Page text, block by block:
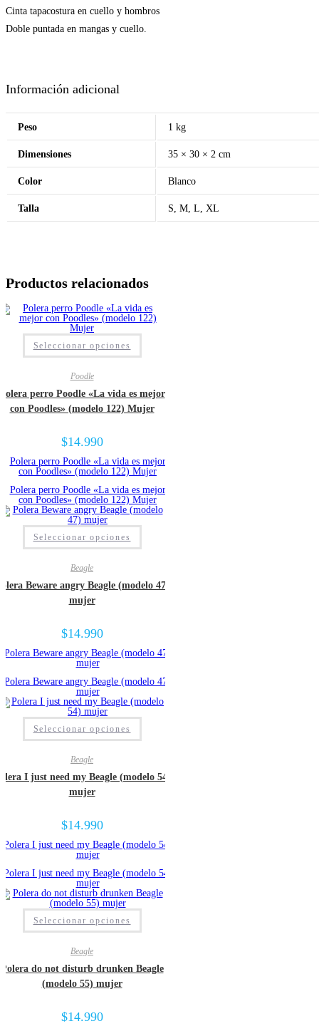
Cinta tapacostura en cuello y hombros
Doble puntada en mangas y cuello.
Información adicional
Peso 1 kg
Dimensiones 35 × 30 × 2 cm
Color Blanco
Talla S, M, L, XL
Productos relacionados
Seleccionar opciones
Poodle
perro Poodle «La vida es mejor
con Poodles» (modelo 122) Mujer
$14.990
Seleccionar opciones
Beagle
Beware angry Beagle (modelo 47)
mujer
$14.990
Seleccionar opciones
Beagle
I just need my Beagle (modelo 54)
mujer
$14.990
Seleccionar opciones
Beagle
Polera do not disturb drunken Beagle
(modelo 55) mujer
$14.990